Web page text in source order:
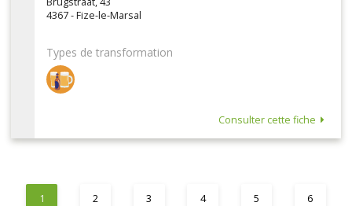
4367 - Fize-le-Marsal
Types de transformation
Consulter cette fiche
1 2 3 4 5 6